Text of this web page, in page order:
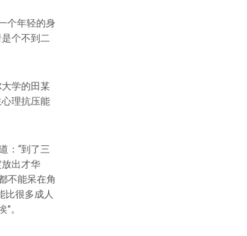
个年轻的身
个不到二
学的田某
理抗压能
：“到了三
出才华
不能呆在角
比很多成人
。